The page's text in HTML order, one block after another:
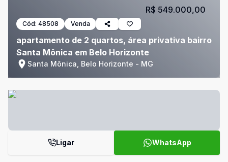
Cód: 48508 Venda
apartamento de 2 quartos, área privativa bairro
Santa Mônica em Belo Horizonte
Santa Mônica, Belo Horizonte - MG
R$ 549.000,00
Ligar WhatsApp